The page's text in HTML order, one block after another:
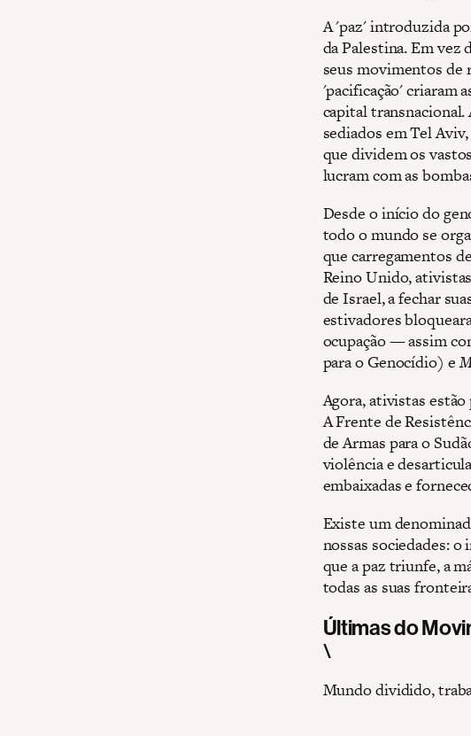
A 'paz' introduzida
da Palestina. Em vez
seus movimentos de
'pacificação' criaram
capital transnacional.
sediados em Tel
que dividem os
lucram com as
Desde o início do
todo o mundo se
que carregamentos
Reino Unido,
de Israel, a fechar
estivadores
ocupação — assim
para o Genocídio) e
Agora, ativistas
A Frente de
de Armas para o
violência e
embaixadas e
Existe um
nossas sociedades:
que a paz triunfe, a
todas as suas
Últimas do
\
Mundo dividido,